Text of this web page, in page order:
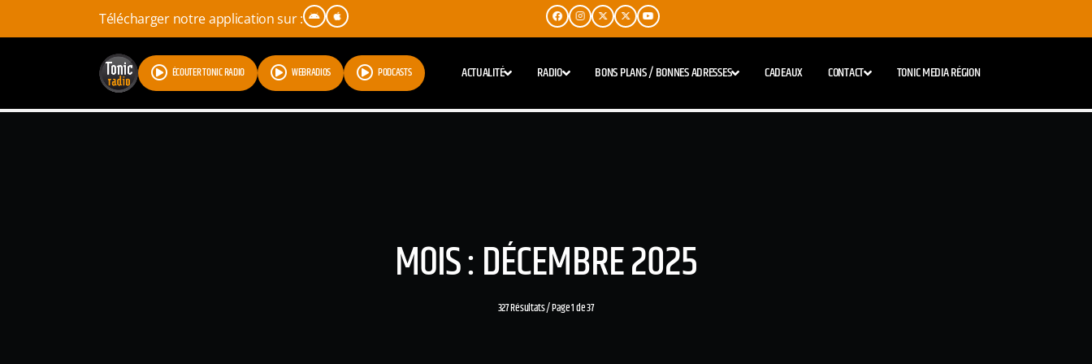
Télécharger notre application sur :
ÉCOUTER TONIC RADIO WEBRADIOS PODCASTS ACTUALITÉ RADIO BONS PLANS / BONNES ADRESSES CADEAUX CONTACT TONIC MEDIA RÉGION
MOIS : DÉCEMBRE 2025
327 Résultats / Page 1 de 37